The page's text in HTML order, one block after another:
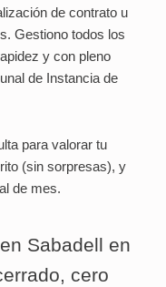
de contrato u
Gestiono todos los
y con pleno
de Instancia de
para valorar tu
(sin sorpresas), y
de mes.
Sabadell en
cero